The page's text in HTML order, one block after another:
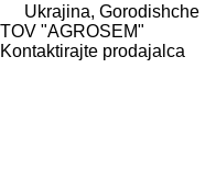
Ukrajina, Gorodishche
TOV "AGROSEM"
Kontaktirajte prodajalca